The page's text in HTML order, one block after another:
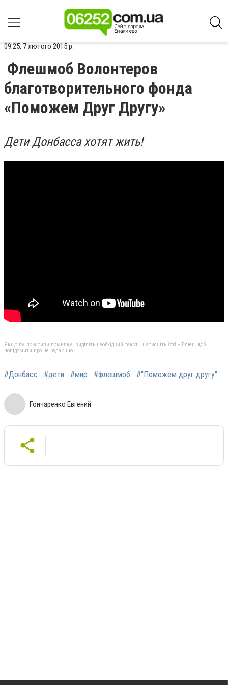
09:25, 7 лютого 2015 р.
Флешмоб Волонтеров
благотворительного фонда
«Поможем Друг Другу»
Дети Донбасса хотят жить!
Якщо ви помітили помилку, виділіть необхідний текст і натисніть Ctrl + Enter, щоб
повідомити про це редакцію
#Донбасс #дети #мир #флешмоб #"Поможем друг другу"
Гончаренко Евгений